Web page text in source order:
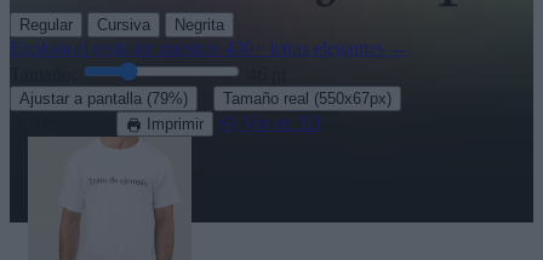
Regular Cursiva Negrita
Explora el resto de nuestras 430+ letras elegantes →
Ajustar a pantalla (79%) Tamaño real (550x67px)
Imprimir Ver en 3D